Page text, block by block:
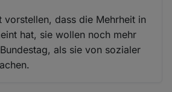
vorstellen, dass die Mehrheit in
hat, sie wollen noch mehr
als sie von sozialer